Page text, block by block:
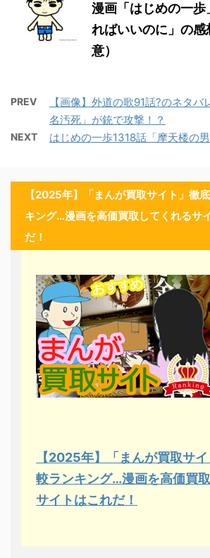
漫画「はじめの一
ればいいのに」の
意）
PREV
【画像】外道の歌91話?のネタ
名汚死」が銃で攻撃！？
NEXT はじめの一歩1318話「摩天楼の
【2025年】「まんが買取サイト」徹
キング…漫画を高価買取してくれるサ
だ！
【2025年】「まんが買取サ
較ランキング…漫画を高価買
サイトはこれだ！